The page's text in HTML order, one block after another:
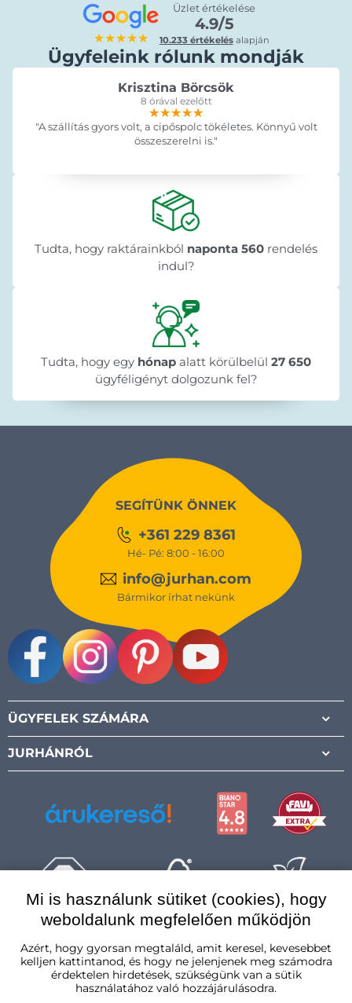
★★★★★
Üzlet értékelése
4.9/5
10.233 értékelésalapján
Ügyfeleink rólunk mondják
Krisztina Börcsök
8 órával ezelőtt
★★★★★
★★★★★
★★★★★
"A szállítás gyors volt, a cipőspolc tökéletes. Könnyű volt
összeszerelni is."
Tudta, hogy raktárainkból naponta 560 rendelés
indul?
Tudta, hogy egy hónap alatt körülbelül 27 650
ügyféligényt dolgozunk fel?
SEGÍTÜNK ÖNNEK
+361 229 8361
Hé- Pé: 8:00 - 16:00
info@jurhan.com
Bármikor írhat nekünk
ÜGYFELEK SZÁMÁRA
JURHÁNRÓL
Mi is használunk sütiket (cookies), hogy
weboldalunk megfelelően működjön
Azért, hogy gyorsan megtaláld, amit keresel, kevesebbet
kelljen kattintanod, és hogy ne jelenjenek meg számodra
érdektelen hirdetések, szükségünk van a sütik
használatához való hozzájárulásodra.